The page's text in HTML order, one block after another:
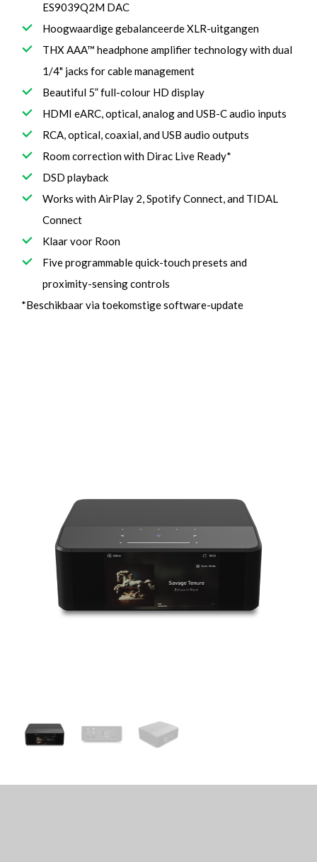
ES9039Q2M DAC
Hoogwaardige gebalanceerde XLR-uitgangen
THX AAA™ headphone amplifier technology with dual
1/4" jacks for cable management
Beautiful 5” full-colour HD display
HDMI eARC, optical, analog and USB-C audio inputs
RCA, optical, coaxial, and USB audio outputs
Room correction with Dirac Live Ready*
DSD playback
Works with AirPlay 2, Spotify Connect, and TIDAL
Connect
Klaar voor Roon
Five programmable quick-touch presets and
proximity-sensing controls
*Beschikbaar via toekomstige software-update